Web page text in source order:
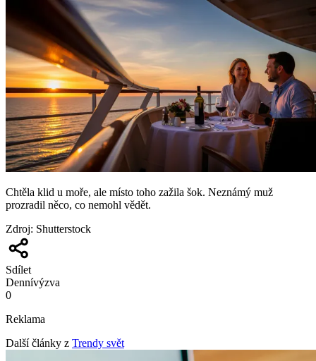
Chtěla klid u moře, ale místo toho zažila šok. Neznámý muž
prozradil něco, co nemohl vědět.
Zdroj: Shutterstock
Sdílet
Dennívýzva
0
Reklama
Další články z Trendy svět